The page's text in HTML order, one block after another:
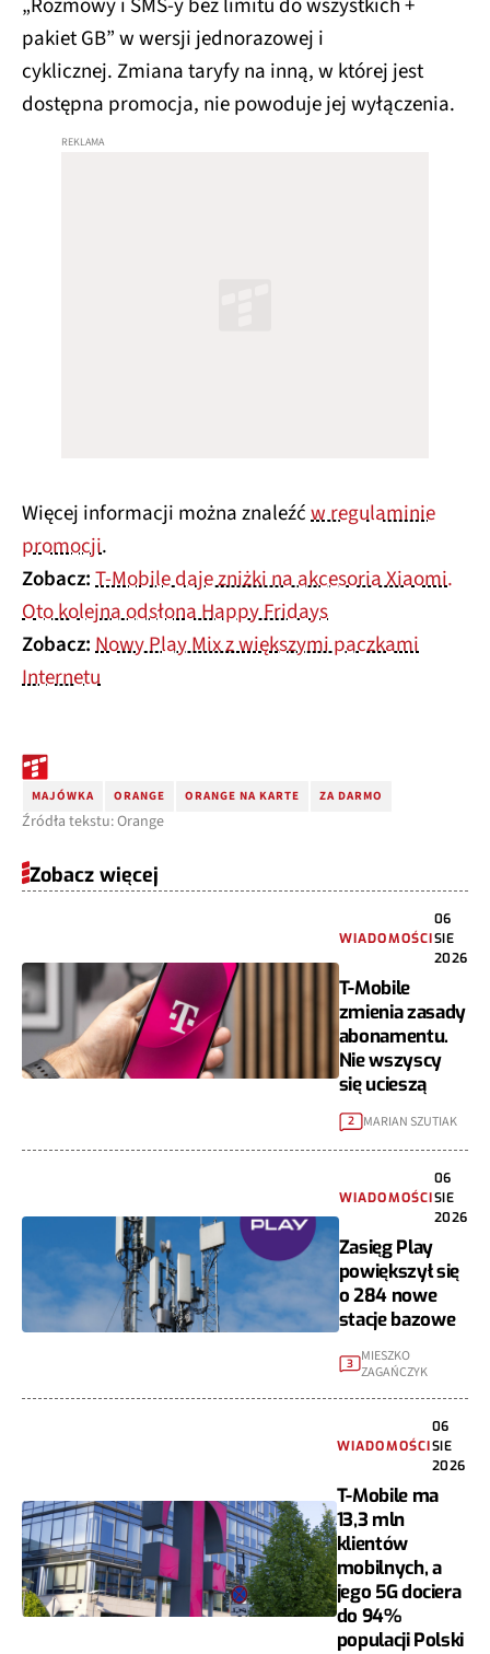
„Rozmowy i SMS-y bez limitu do wszystkich +
pakiet GB” w wersji jednorazowej i
cyklicznej. Zmiana taryfy na inną, w której jest
dostępna promocja, nie powoduje jej wyłączenia.
Więcej informacji można znaleźćw regulaminie
promocji.
Zobacz:T-Mobile daje zniżki na akcesoria Xiaomi.
Oto kolejna odsłona Happy Fridays
Zobacz:Nowy Play Mix z większymi paczkami
Internetu
MAJÓWKA ORANGE ORANGE NA KARTE ZA DARMO
Źródła tekstu: Orange
Zobacz więcej
WIADOMOŚCI
06
SIE
2026
T-Mobile
zmienia zasady
abonamentu.
Nie wszyscy
się ucieszą
2 MARIAN SZUTIAK
WIADOMOŚCI
06
SIE
2026
Zasięg Play
powiększył się
o 284 nowe
stacje bazowe
3 MIESZKO
ZAGAŃCZYK
WIADOMOŚCI
06
SIE
2026
T-Mobile ma
13,3 mln
klientów
mobilnych, a
jego 5G dociera
do 94%
populacji Polski